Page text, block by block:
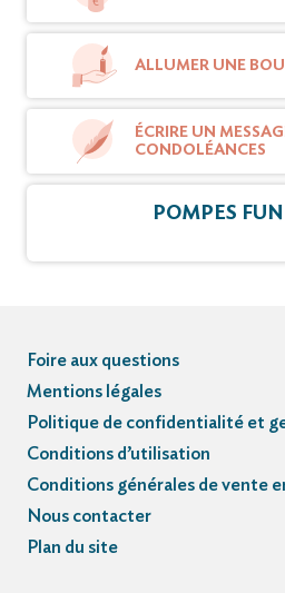
ALLUMER UNE
ÉCRIRE UN
CONDOLÉANCES
POMPES
Foire aux questions
Mentions légales
Politique de confidentialité et
Conditions d’utilisation
Conditions générales de vente
Nous contacter
Plan du site